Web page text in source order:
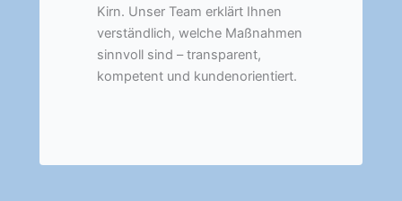
Kirn. Unser Team erklärt Ihnen
verständlich, welche Maßnahmen
sinnvoll sind – transparent,
kompetent und kundenorientiert.